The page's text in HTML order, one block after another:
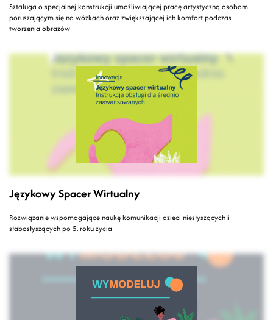
Sztaluga o specjalnej konstrukcji umożliwiającej pracę artystyczną osobom
poruszającym się na wózkach oraz zwiększającej ich komfort podczas
tworzenia obrazów
Językowy Spacer Wirtualny
Rozwiązanie wspomagające naukę komunikacji dzieci niesłyszących i
słabosłyszących po 5. roku życia